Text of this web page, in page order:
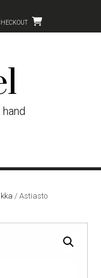
/ Astiasto